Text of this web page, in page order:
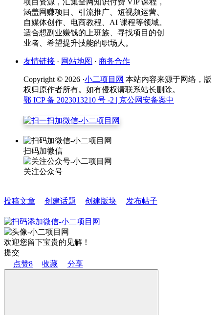
涵盖网赚项目、引流推广、短视频运营、
自媒体创作、电商教程、AI 课程等领域。
适合想副业赚钱的上班族、寻找项目的创
业者、希望提升技能的职场人。
友情链接 · 网站地图 · 商务合作
Copyright © 2026 ·小二项目网 本站内容来源于网络，版
权归原作者所有。如有侵权请联系站长删除。
鄂 ICP 备 2023013210 号 -2 | 京公网安备案中
扫码加微信
关注公众号
投稿文章 创建话题 创建版块 发布帖子
欢迎您留下宝贵的见解！
提交
点赞8 收藏 分享